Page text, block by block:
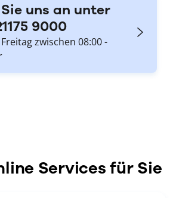
uns an unter
9000
zwischen 08:00 -
Services für Sie